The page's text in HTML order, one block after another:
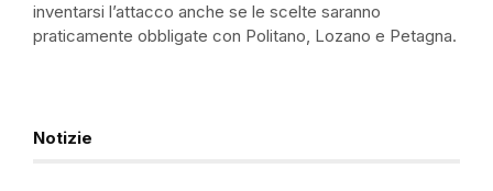
inventarsi l’attacco anche se le scelte saranno
praticamente obbligate con Politano, Lozano e Petagna.
Notizie